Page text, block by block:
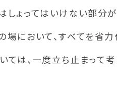
しょってはいけない部分
場において、すべてを省
ては、一度立ち止まって